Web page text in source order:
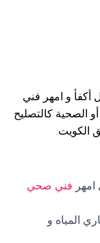
أكفأ و امهر فني
الصحية كالتصليح
الكويت.
فني صحي
المياه و